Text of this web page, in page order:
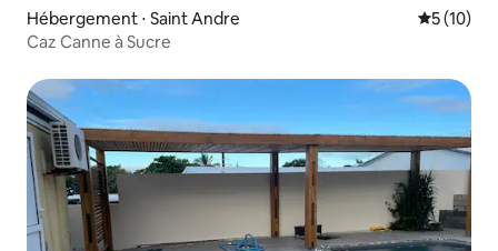
Hébergement ⋅ Saint Andre
5 (10)
Caz Canne à Sucre